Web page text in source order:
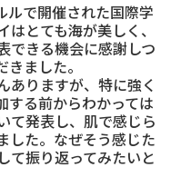
で開催された国際学
とても海が美しく、
できる機会に感謝しつ
ました。
ありますが、特に強く
する前からわかっては
て発表し、肌で感じら
した。なぜそう感じた
て振り返ってみたいと